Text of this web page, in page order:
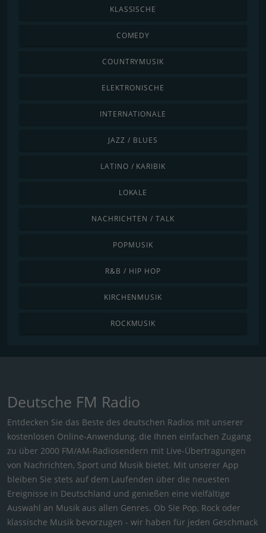
KLASSISCHE
COMEDY
COUNTRYMUSIK
ELEKTRONISCHE
INTERNATIONALE
JAZZ / BLUES
LATINO / KARIBIK
LOKALE
NACHRICHTEN / TALK
POPMUSIK
R&B / HIP HOP
KIRCHENMUSIK
ROCKMUSIK
Deutsche FM Radio
Entdecken Sie das Beste des deutschen Radios mit unserer
kostenlosen Online-Anwendung, die Ihnen einfachen Zugang
zu über 2000 FM/AM-Radiosendern mit Live-Übertragungen
von Nachrichten, Sport und Musik bietet. Mit unserer App
bleiben Sie stets auf dem Laufenden über die neuesten
Ereignisse in Deutschland und genießen eine vielfältige
Auswahl an Musik aus allen Genres. Ob Sie Pop, Rock oder
klassische Musik bevorzugen - wir haben für jeden Geschmack